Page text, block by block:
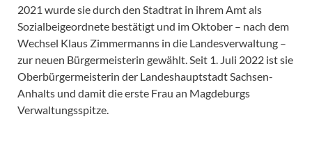
2021 wurde sie durch den Stadtrat in ihrem Amt als
Sozialbeigeordnete bestätigt und im Oktober – nach dem
Wechsel Klaus Zimmermanns in die Landesverwaltung –
zur neuen Bürgermeisterin gewählt. Seit 1. Juli 2022 ist sie
Oberbürgermeisterin der Landeshauptstadt Sachsen-
Anhalts und damit die erste Frau an Magdeburgs
Verwaltungsspitze.